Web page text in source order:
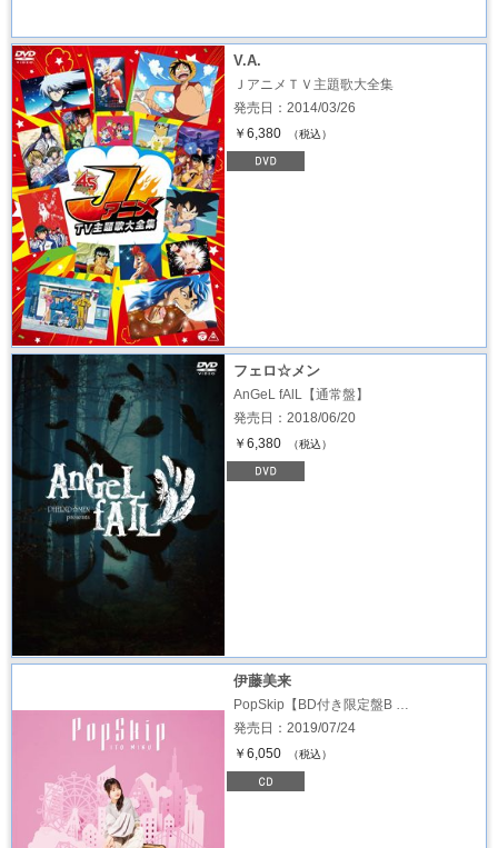
V.A.
ＪアニメＴＶ主題歌大全集
発売日：2014/03/26
￥6,380
（税込）
フェロ☆メン
AnGeL fAlL【通常盤】
発売日：2018/06/20
￥6,380
（税込）
伊藤美来
PopSkip【BD付き限定盤B …
発売日：2019/07/24
￥6,050
（税込）